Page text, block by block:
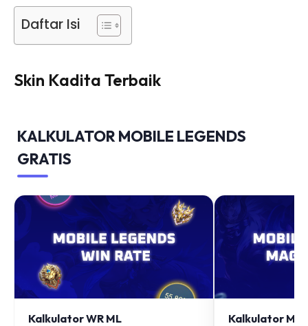
Daftar Isi
Skin Kadita Terbaik
KALKULATOR MOBILE LEGENDS
GRATIS
Kalkulator WR ML Kalkulator